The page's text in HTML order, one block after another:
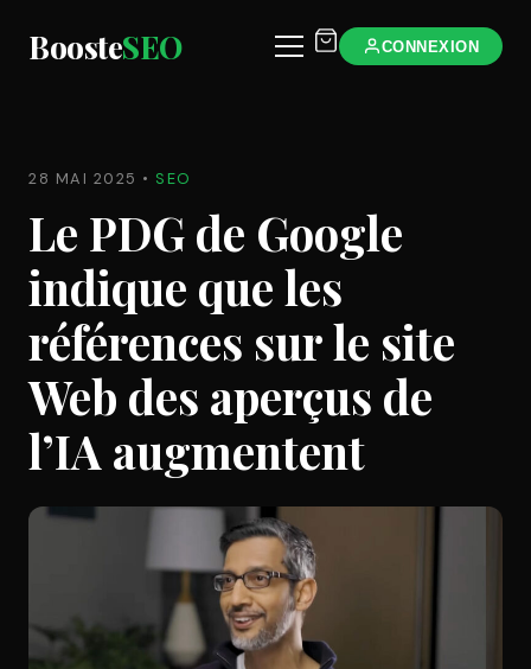
BoosteSEO CONNEXION
28 MAI 2025 • SEO
Le PDG de Google
indique que les
références sur le site
Web des aperçus de
l’IA augmentent